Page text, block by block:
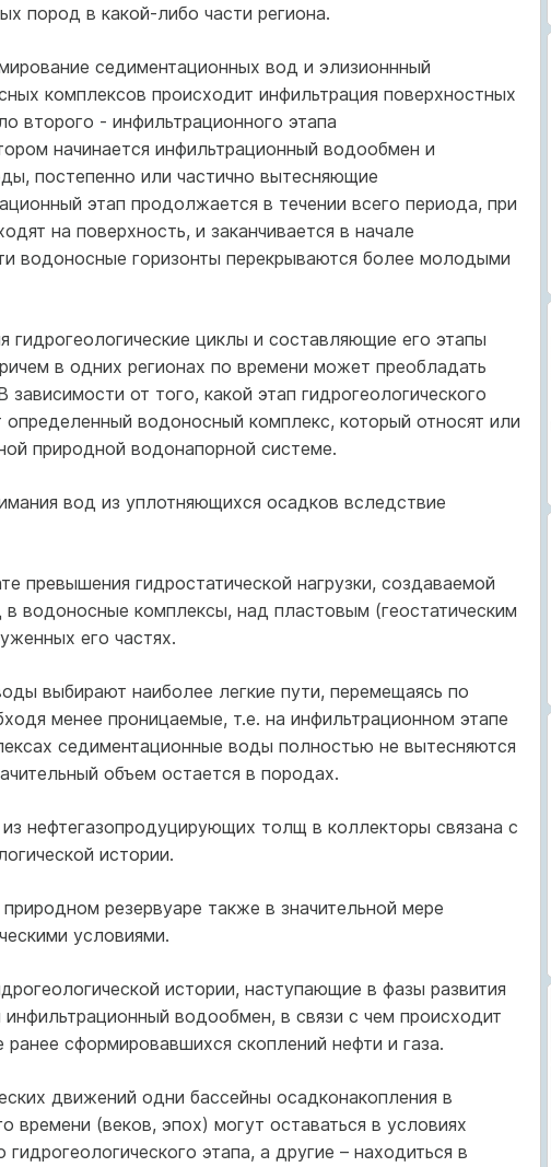
пород в какой-либо части региона.
седиментационных вод и элизионнный
комплексов происходит инфильтрация поверхностных
второго - инфильтрационного этапа
начинается инфильтрационный водообмен и
постепенно или частично вытесняющие
этап продолжается в течении всего периода, при
на поверхность, и заканчивается в начале
водоносные горизонты перекрываются более молодыми
гидрогеологические циклы и составляющие его этапы
в одних регионах по времени может преобладать
от того, какой этап гидрогеологического
водоносный комплекс, который относят или
природной водонапорной системе.
вод из уплотняющихся осадков вследствие
превышения гидростатической нагрузки, создаваемой
водоносные комплексы, над пластовым (геостатическим
его частях.
выбирают наиболее легкие пути, перемещаясь по
менее проницаемые, т.е. на инфильтрационном этапе
седиментационные воды полностью не вытесняются
объем остается в породах.
нефтегазопродуцирующих толщ в коллекторы связана с
истории.
резервуаре также в значительной мере
условиями.
истории, наступающие в фазы развития
водообмен, в связи с чем происходит
сформировавшихся скоплений нефти и газа.
движений одни бассейны осадконакопления в
времени (веков, эпох) могут оставаться в условиях
этапа, а другие – находиться в